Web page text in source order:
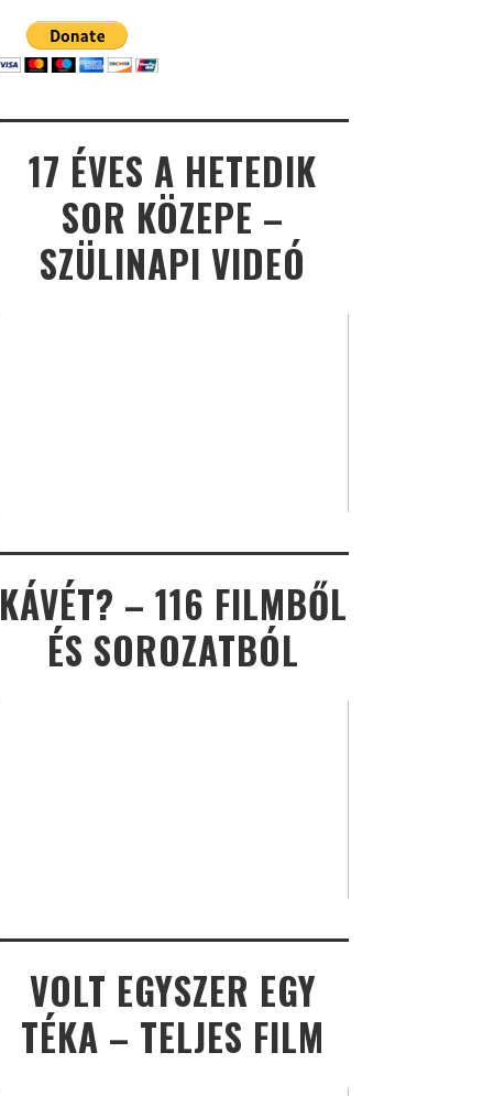
17 ÉVES A HETEDIK
SOR KÖZEPE –
SZÜLINAPI VIDEÓ
KÁVÉT? – 116 FILMBŐL
ÉS SOROZATBÓL
VOLT EGYSZER EGY
TÉKA – TELJES FILM